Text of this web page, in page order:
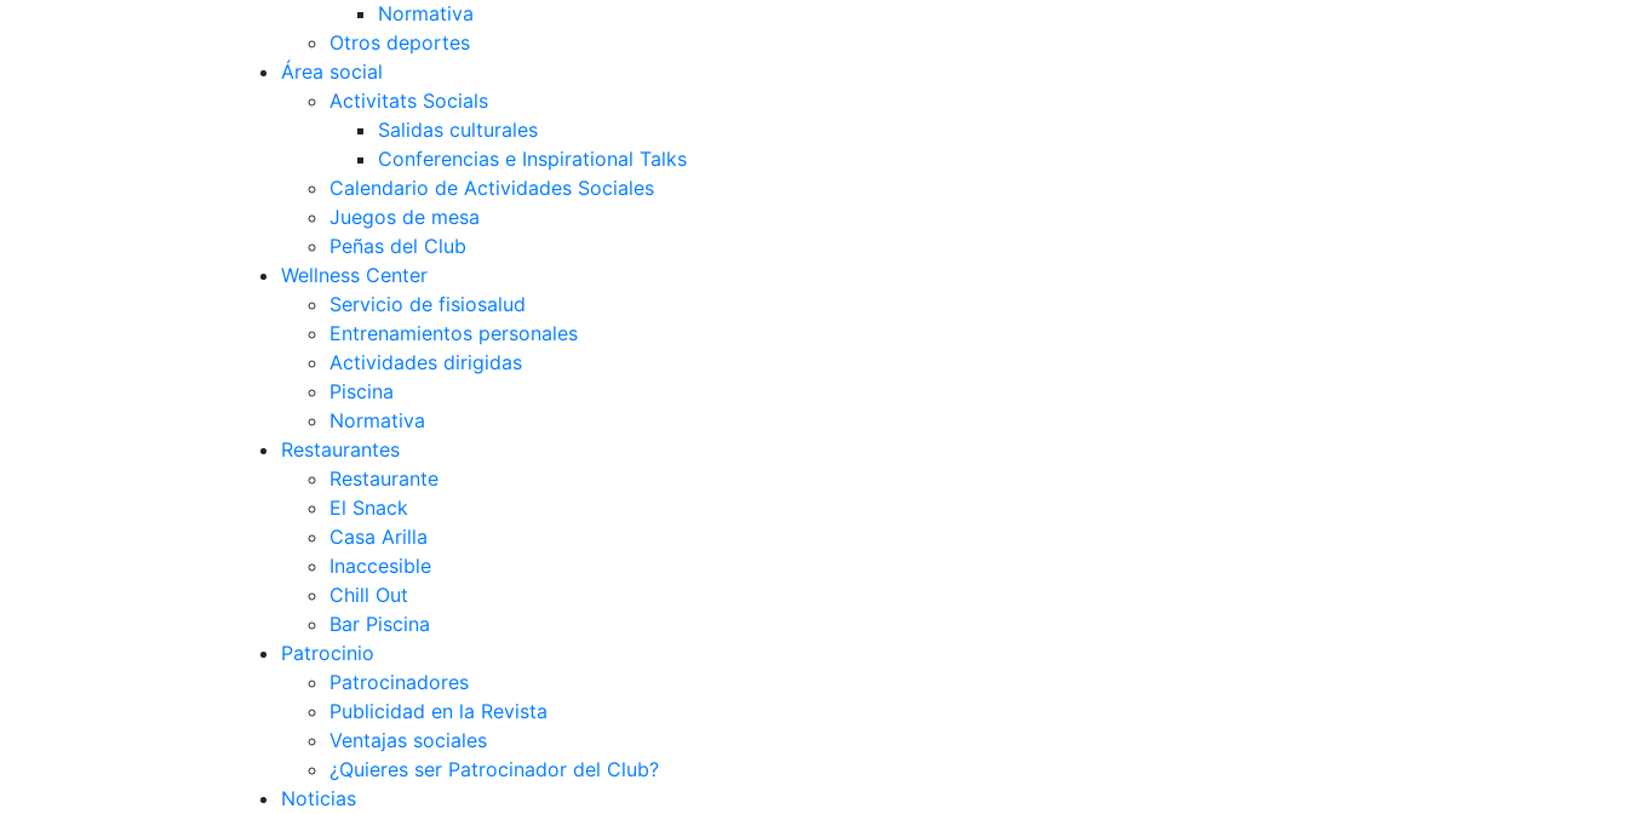
Normativa
Otros deportes
Área social
Activitats Socials
Salidas culturales
Conferencias e Inspirational Talks
Calendario de Actividades Sociales
Juegos de mesa
Peñas del Club
Wellness Center
Servicio de fisiosalud
Entrenamientos personales
Actividades dirigidas
Piscina
Normativa
Restaurantes
Restaurante
El Snack
Casa Arilla
Inaccesible
Chill Out
Bar Piscina
Patrocinio
Patrocinadores
Publicidad en la Revista
Ventajas sociales
¿Quieres ser Patrocinador del Club?
Noticias